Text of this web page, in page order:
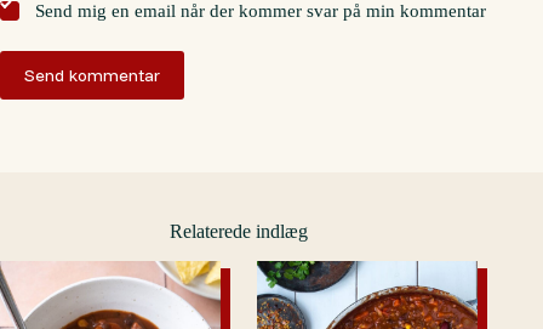
Send mig en email når der kommer svar på min kommentar
Send kommentar
Relaterede indlæg